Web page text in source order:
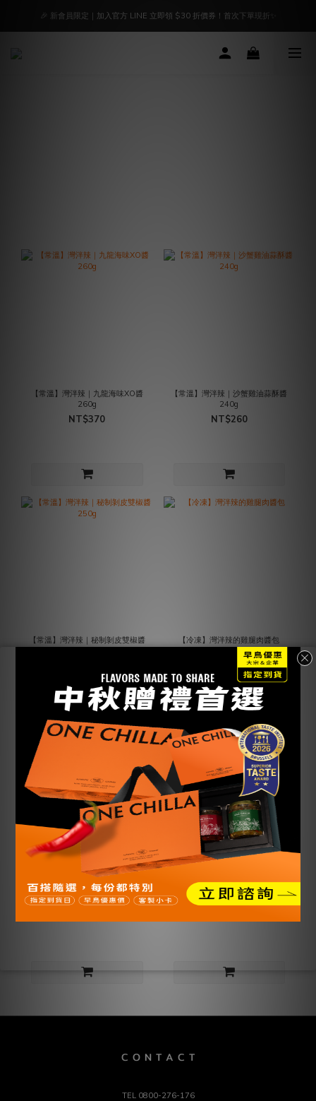
🔥 好評延長7/31止｜凡選購指定「蔥鹽優惠組合」免湊$1500，下單即免運！
🎉 新會員限定｜加入官方 LINE 立即領 $30 折價券！首次下單現折✨
📢【官方聲明】油品來源聲明｜食安把關，我們絕不妥協｜點我立即了解
【常溫】灣泮辣｜九龍海味XO醬
260g
NT$370
【常溫】灣泮辣｜沙蟹雞油蒜酥醬
240g
NT$260
【常溫】灣泮辣｜秘制剝皮雙椒醬
【冷凍】灣泮辣的雞腿肉醬包
NT$240
NT$300
【常溫】灣泮辣｜日曬Q彈麵
NT$27
【常溫】灣泮辣｜日曬波浪麵
NT$27
C O N T A C T
TEL 0800-276-176